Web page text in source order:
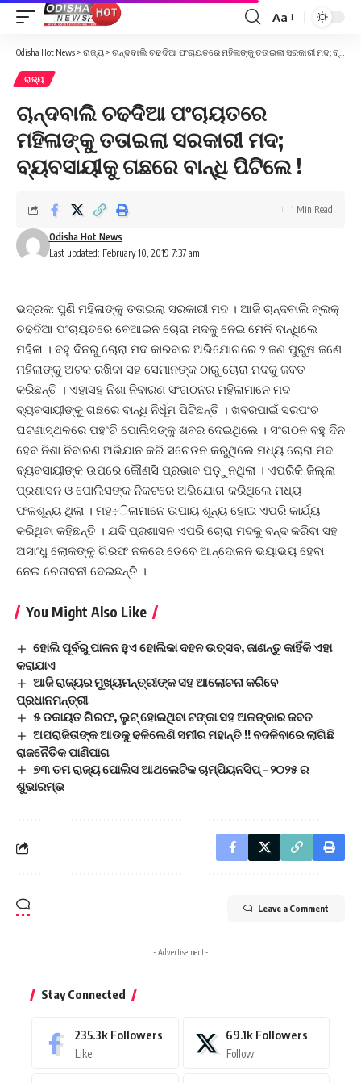
Font
Aa
Odisha Hot News > ରାଜ୍ୟ > ଚାନ୍ଦବାଲି ଚଢଦିଆ ପଂଚାୟତରେ ମହିଳାଙ୍କୁ ତତାଇଲା ସରକାରୀ ମଦ; ବ୍ୟବସାୟୀକୁ ଗଛରେ ବାନ୍ଧି ପିଟିଲେ !
ରାଜ୍ୟ
ଚାନ୍ଦବାଲି ଚଢଦିଆ ପଂଚାୟତରେ
ମହିଳାଙ୍କୁ ତତାଇଲା ସରକାରୀ ମଦ;
ବ୍ୟବସାୟୀକୁ ଗଛରେ ବାନ୍ଧି ପିଟିଲେ !
Last updated: February 10, 2019 7:37 am
Odisha Hot News
1 Min Read
ଭଦ୍ରକ: ପୁଣି ମହିଳାଙ୍କୁ ତତାଇଲା ସରକାରୀ ମଦ । ଆଜି ଚାନ୍ଦବାଲି ବ୍ଲକ୍
ଚଢଦିଆ ପଂଚାୟତରେ ବେଆଇନ ଚୋରା ମଦକୁ ନେଇ ମେଳି ବାନ୍ଧିଲେ
ମହିଳା । ବହୁ ଦିନରୁ ଚୋରା ମଦ କାରବାର ଅଭିଯୋଗରେ ୨ ଜଣ ପୁରୁଷ ଜଣେ
ମହିଳାଙ୍କୁ ଅଟକ ରଖିବା ସହ ସେମାନଙ୍କ ଠାରୁ ଚୋରା ମଦକୁ ଜବତ
କରିଛନ୍ତି । ଏହାସହ ନିଶା ନିବାରଣ ସଂଗଠନର ମହିଳାମାନେ ମଦ
ବ୍ୟବସାୟୀଙ୍କୁ ଗଛରେ ବାନ୍ଧି ନିର୍ଧୂମ ପିଟିଛନ୍ତି । ଖବରପାଇଁ ସରପଂଚ
ଘଟଣାସ୍ଥଳରେ ପହଂଚି ପୋଲିସଙ୍କୁ ଖବର ଦେଇଥିଲେ । ସଂଗଠନ ବହୁ ଦିନ
ହେବ ନିଶା ନିବାରଣ ଅଭିଯାନ କରି ସଚେତନ କରୁଥିଲେ ମଧ୍ୟ ଚୋରା ମଦ
ବ୍ୟବସାୟୀଙ୍କ ଉପରେ କୌଣସି ପ୍ରଭାବ ପଡ଼ୁନଥିଲା । ଏପରିକି ଜିଲ୍ଲା
ପ୍ରଶାସନ ଓ ପୋଲିସଙ୍କ ନିକଟରେ ଅଭିଯୋଗ କରିଥିଲେ ମଧ୍ୟ
ଫଳଶୂନ୍ୟ ଥିଲା । ମହ÷ିଳାମାନେ ଉପାୟ ଶୂନ୍ୟ ହୋଇ ଏପରି କାର୍ଯ୍ୟ
କରିଥିବା କହିଛନ୍ତି । ଯଦି ପ୍ରଶାସନ ଏପରି ଚୋରା ମଦକୁ ବନ୍ଦ କରିବା ସହ
ଅସାଂଧୁ ଲୋକଙ୍କୁ ଗିରଫ ନକରେ ତେବେ ଆନ୍ଦୋଳନ ଭୟାଭୟ ହେବା
ନେଇ ଚେତାବନୀ ଦେଇଛନ୍ତି ।
You Might Also Like
ହୋଲି ପୂର୍ବରୁ ପାଳନ ହୁଏ ହୋଲିକା ଦହନ ଉତ୍ସବ, ଜାଣନ୍ତୁ କାହିଁକି ଏହା
କରାଯାଏ
ଆଜି ରାଜ୍ୟର ମୁଖ୍ୟମନ୍ତ୍ରୀଙ୍କ ସହ ଆଲୋଚନା କରିବେ
ପ୍ରଧାନମନ୍ତ୍ରୀ
୫ ଡକାୟତ ଗିରଫ, ଲୁଟ୍ ହୋଇଥିବା ଟଙ୍କା ସହ ଅଳଙ୍କାର ଜବତ
ଅପରାଜିତାଙ୍କ ଆଡକୁ ଢଳିଲେଣି ସମୀର ମହାନ୍ତି !! ବଦଳିବାରେ ଲାଗିଛି
ରାଜନୈତିକ ପାଣିପାଗ
୭୩ ତମ ରାଜ୍ୟ ପୋଲିସ ଆଥଲେଟିକ ଚାମ୍ପିୟନସିପ୍ – ୨୦୨୫ ର
ଶୁଭାରମ୍ଭ
Leave a Comment
- Advertisement -
Stay Connected
235.3k Followers
Like
69.1k Followers
Follow